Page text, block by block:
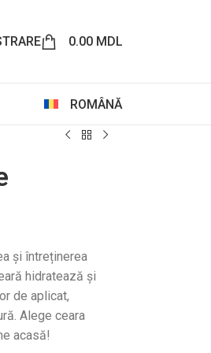
0.00 MDL
ROMÂNĂ
și întreținerea
hidratează și
de aplicat,
Alege ceara
acasă!